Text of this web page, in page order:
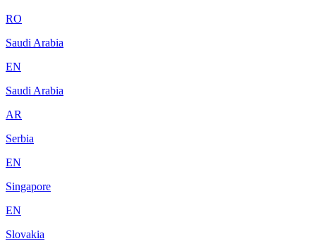
RO
Saudi Arabia
EN
Saudi Arabia
AR
Serbia
EN
Singapore
EN
Slovakia